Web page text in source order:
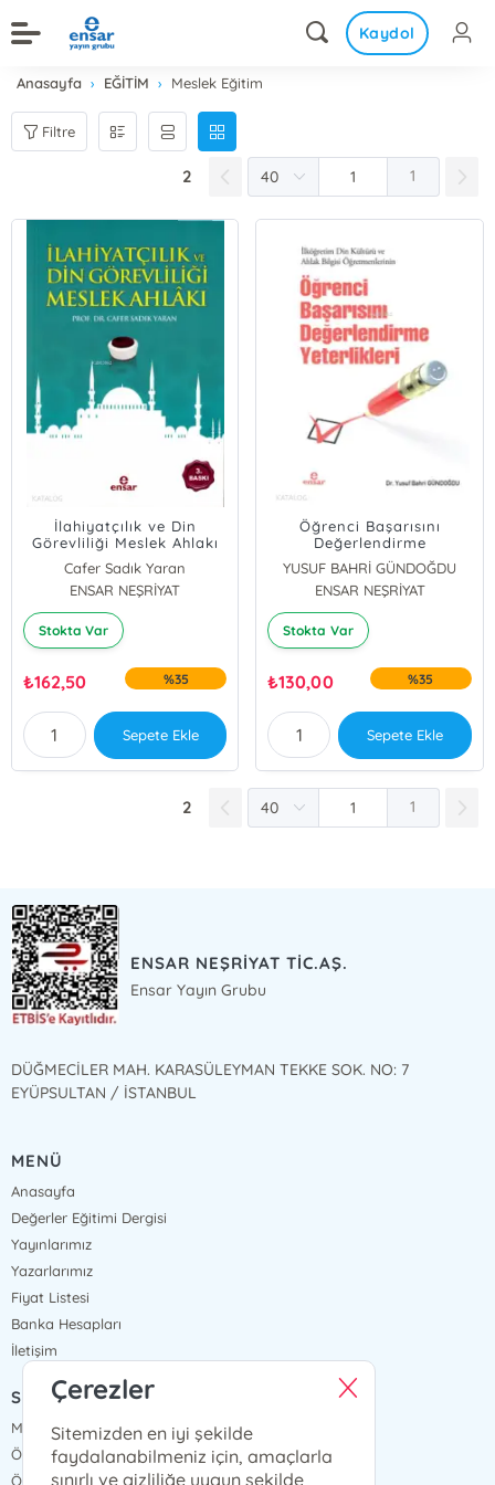
Kaydol
Anasayfa EĞİTİM Meslek Eğitim
Filtre
2 1
İlahiyatçılık ve Din
Görevliliği Meslek Ahlakı
Cafer Sadık Yaran
ENSAR NEŞRİYAT
Stokta Var
₺162,50 %35
Sepete Ekle
Öğrenci Başarısını
Değerlendirme
Yeterlilikleri
YUSUF BAHRİ GÜNDOĞDU
ENSAR NEŞRİYAT
Stokta Var
₺130,00 %35
Sepete Ekle
2 1
ENSAR NEŞRİYAT TİC.AŞ.
Ensar Yayın Grubu
DÜĞMECİLER MAH. KARASÜLEYMAN TEKKE SOK. NO: 7
EYÜPSULTAN / İSTANBUL
MENÜ
Anasayfa
Değerler Eğitimi Dergisi
Yayınlarımız
Yazarlarımız
Fiyat Listesi
Banka Hesapları
İletişim
SÖZLEŞMELER
Mesafeli Satış Sözleşmesi
Ön Bilgilendirme Formu
Ödeme ve Teslimat
Çerezler
Sitemizden en iyi şekilde
faydalanabilmeniz için, amaçlarla
sınırlı ve gizliliğe uygun şekilde